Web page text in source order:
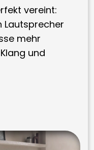
vereint:
Lautsprecher
mehr
und